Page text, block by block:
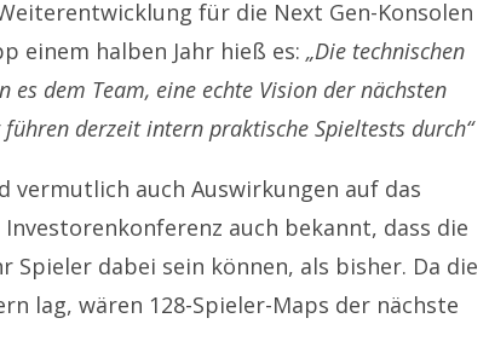
für die Next Gen-Konsolen
einem halben Jahr hieß es: „Die technischen
dem Team, eine echte Vision der nächsten
derzeit intern praktische Spieltests durch“
vermutlich auch Auswirkungen auf das
auch bekannt, dass die
dabei sein können, als bisher. Da die
lag, wären 128-Spieler-Maps der nächste